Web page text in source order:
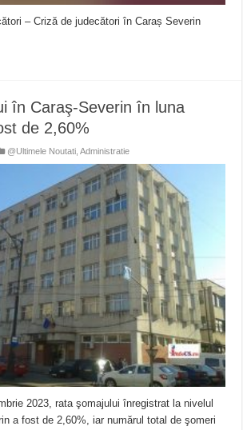
– Criză de judecători în Caraș Severin
în Caraş-Severin în luna
de 2,60%
@Ultimele Noutati ,Administratie
2023, rata şomajului înregistrat la nivelul
a fost de 2,60%, iar numărul total de şomeri